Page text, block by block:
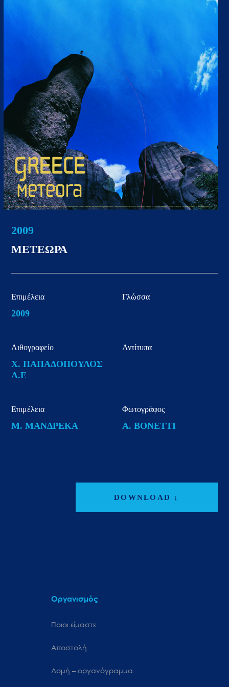
2009
ΜΕΤΕΩΡΑ
Επιμέλεια
2009
Γλώσσα
Λιθογραφείο
Χ. ΠΑΠΑΔΟΠΟΥΛΟΣ
Α.Ε
Αντίτυπα
Επιμέλεια
Μ. ΜΑΝΔΡΕΚΑ
Φωτογράφος
A. BONETTI
DOWNLOAD ↓
Οργανισμός
Ποιοι είμαστε
Αποστολή
Δομή – οργανόγραμμα